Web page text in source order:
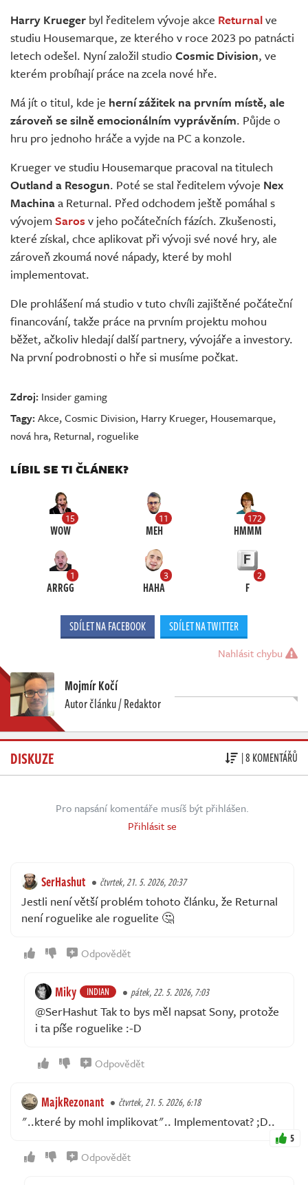
Živě
Harry Krueger byl ředitelem vývoje akce Returnalve
studiu Housemarque, ze kterého v roce 2023 po patnácti
letech odešel. Nyní založil studio Cosmic Division, ve
kterém probíhají práce na zcela nové hře.
Má jít o titul, kde je herní zážitek na prvním místě, ale
zároveň se silně emocionálním vyprávěním. Půjde o
hru pro jednoho hráče a vyjde na PC a konzole.
Krueger ve studiu Housemarque pracoval na titulech
Outland a Resogun. Poté se stal ředitelem vývoje Nex
Machinaa Returnal. Před odchodem ještě pomáhal s
vývojem Saros v jeho počátečních fázích. Zkušenosti,
které získal, chce aplikovat při vývoji své nové hry, ale
zároveň zkoumá nové nápady, které by mohl
implementovat.
Dle prohlášení má studio v tuto chvíli zajištěné počáteční
financování, takže práce na prvním projektu mohou
běžet, ačkoliv hledají další partnery, vývojáře a investory.
Na první podrobnosti o hře si musíme počkat.
Zdroj: Insider gaming
Tagy:Akce,Cosmic Division, Harry Krueger, Housemarque,
nová hra, Returnal, roguelike
LÍBIL SE TI ČLÁNEK?
15
WOW
11
MEH
172
HMMM
1
ARRGG
3
HAHA
2
F
SDÍLET NA FACEBOOK SDÍLET NA TWITTER
Nahlásit chybu
Mojmír Kočí
Autor článku / Redaktor
DISKUZE | 8 KOMENTÁŘŮ
Pro napsání komentáře musíš být přihlášen.
Přihlásit se
SerHashut čtvrtek, 21. 5. 2026, 20:37
Jestli není větší problém tohoto článku, že Returnal
není roguelike ale roguelite 🤔
Odpovědět
Miky INDIAN pátek, 22. 5. 2026, 7:03
@SerHashut Tak to bys měl napsat Sony, protože
i ta píše roguelike :-D
Odpovědět
MajkRezonant čtvrtek, 21. 5. 2026, 6:18
"..které by mohl implikovat".. Implementovat? ;D..
5
Odpovědět